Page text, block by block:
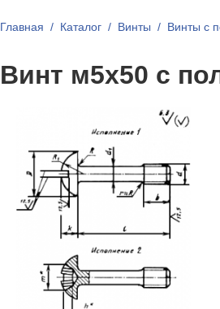
Главная Каталог Винты Винты с
Винт м5х50 с